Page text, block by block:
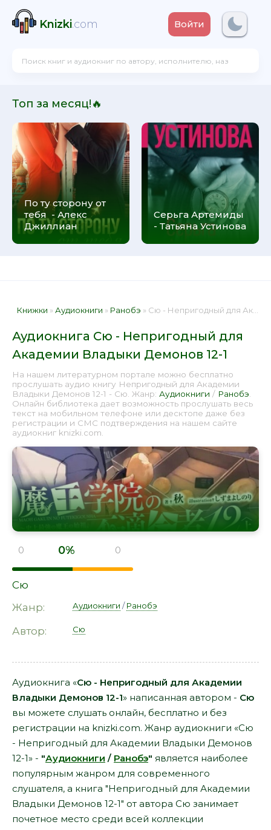
Knizki.com Войти
Топ за месяц!🔥
По ту сторону от
тебя - Алекс
Джиллиан
Серьга Артемиды
- Татьяна Устинова
Книжки »Аудиокниги » Ранобэ » Сю - Непригодный для Академии Владыки Демонов 12-1 📕 - Книга онлайн бесплатно
Аудиокнига Сю - Непригодный для
Академии Владыки Демонов 12-1
На нашем литературном портале можно бесплатно
прослушать аудио книгу Непригодный для Академии
Владыки Демонов 12-1 - Сю. Жанр: Аудиокниги / Ранобэ
Онлайн библиотека дает возможность прослушать весь
текст на мобильном телефоне или десктопе даже без
регистрации и СМС подтверждения на нашем сайте
аудиокниг knizki.com.
0 0% 0
Сю
Жанр:
Аудиокниги /Ранобэ
Автор: Сю
Аудиокнига «Сю - Непригодный для Академии
Владыки Демонов 12-1» написанная автором - Сю
вы можете слушать онлайн, бесплатно и без
регистрации на knizki.com. Жанр аудиокниги «Сю
- Непригодный для Академии Владыки Демонов
12-1» - "Аудиокниги / Ранобэ" является наиболее
популярным жанром для современного
слушателя, а книга "Непригодный для Академии
Владыки Демонов 12-1" от автора Сю занимает
почетное место среди всей коллекции